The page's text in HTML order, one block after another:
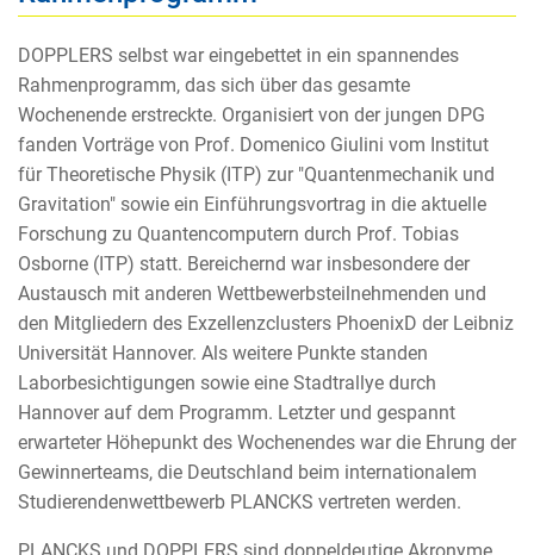
DOPPLERS selbst war eingebettet in ein spannendes
Rahmenprogramm, das sich über das gesamte
Wochenende erstreckte. Organisiert von der jungen DPG
fanden Vorträge von Prof. Domenico Giulini vom Institut
für Theoretische Physik (ITP) zur "Quantenmechanik und
Gravitation" sowie ein Einführungsvortrag in die aktuelle
Forschung zu Quantencomputern durch Prof. Tobias
Osborne (ITP) statt. Bereichernd war insbesondere der
Austausch mit anderen Wettbewerbsteilnehmenden und
den Mitgliedern des Exzellenzclusters PhoenixD der Leibniz
Universität Hannover. Als weitere Punkte standen
Laborbesichtigungen sowie eine Stadtrallye durch
Hannover auf dem Programm. Letzter und gespannt
erwarteter Höhepunkt des Wochenendes war die Ehrung der
Gewinnerteams, die Deutschland beim internationalem
Studierendenwettbewerb PLANCKS vertreten werden.